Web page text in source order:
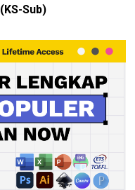
(KS-Sub)